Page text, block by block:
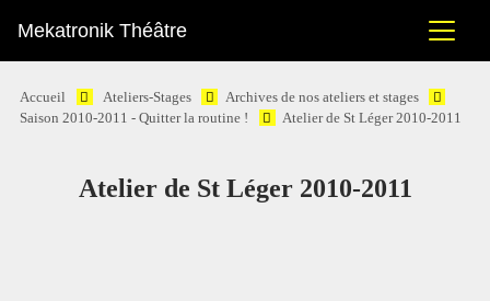
Mekatronik Théâtre
Accueil Ateliers-Stages
Archives de nos ateliers et stages
Saison 2010-2011 - Quitter la routine !
Atelier de St Léger 2010-2011
Atelier de St Léger 2010-2011